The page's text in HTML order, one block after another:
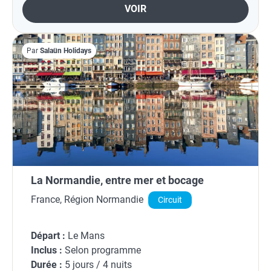
VOIR
Par Salaün Holidays
La Normandie, entre mer et bocage
France, Région Normandie Circuit
Départ : Le Mans
Inclus : Selon programme
Durée : 5 jours / 4 nuits